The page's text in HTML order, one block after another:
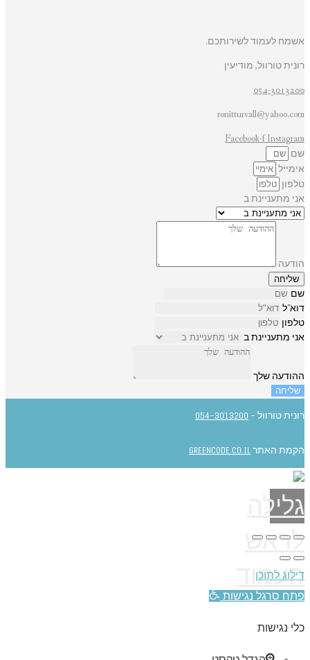
אשמח לעמוד לשירותכם.
רונית טורוול, מודיעין
054-3013200
ronitturvall@yahoo.com
Facebook-f Instagram
שם
אימייל
טלפון
אני מתעניינת ב
הודעה
שליחה
שם
דוא"ל
טלפון
אני מתעניינת ב
ההודעה שלך
שליחה
רונית טורוול - 054-3013200
הקמת האתרGREENCODE.CO.IL
גלילה
לראש
העמוד
דילוג לתוכן
פתח סרגל נגישות
כלי נגישות